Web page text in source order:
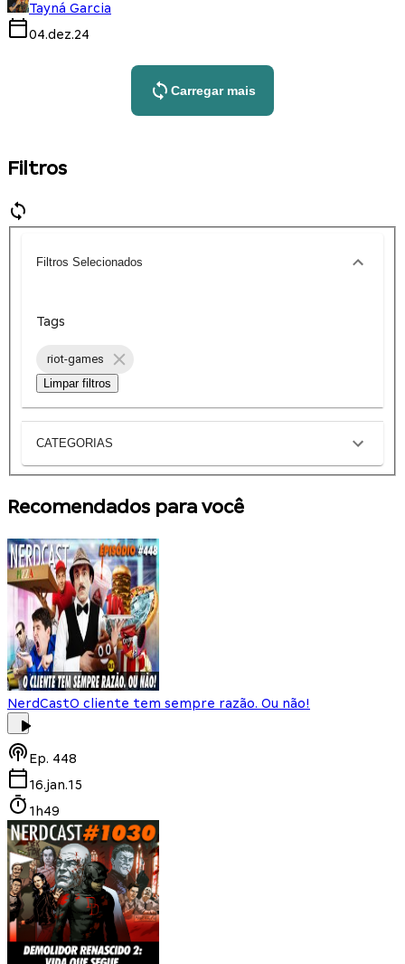
Tayná Garcia
04.dez.24
Carregar mais
Filtros
Filtros Selecionados
Tags
riot-games
Limpar filtros
CATEGORIAS
Recomendados para você
NerdCastO cliente tem sempre razão. Ou não!
Ep. 448
16.jan.15
1h49